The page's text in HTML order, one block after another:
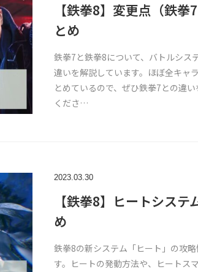
【鉄拳8】変更点（鉄拳
とめ
鉄拳7と鉄拳8について、バトルシス
違いを解説しています。ほぼ全キャ
とめているので、ぜひ鉄拳7との違
くださ…
2023.03.30
【鉄拳8】ヒートシステ
め
鉄拳8の新システム「ヒート」の攻
す。ヒートの発動方法や、ヒートス